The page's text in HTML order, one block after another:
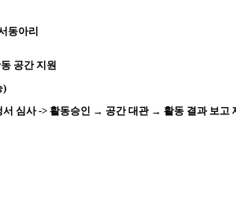
동아리
공간 지원
)
심사 -> 활동승인 → 공간 대관 → 활동 결과 보고